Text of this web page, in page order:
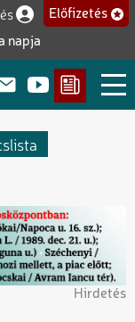
napja
fiók
Előfizetés
Hirdetés